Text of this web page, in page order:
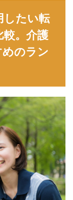
したい転
。介護
のラン